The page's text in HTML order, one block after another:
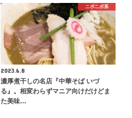
ニボニボ系
2023.6.8
濃厚煮干しの名店『中華そば いづ
る』。相変わらずマニア向けだけどま
た美味…